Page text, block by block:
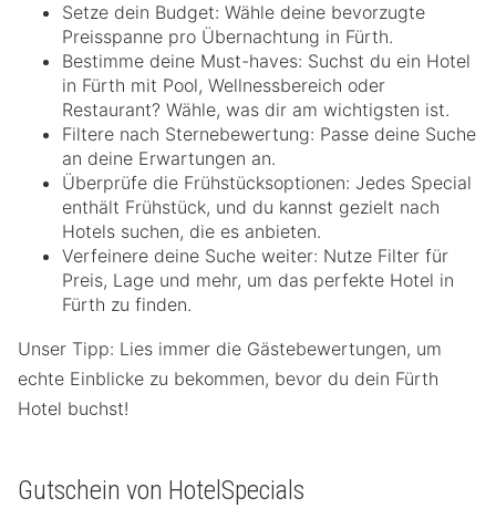
Setze dein Budget: Wähle deine bevorzugte
Preisspanne pro Übernachtung in Fürth.
Bestimme deine Must-haves: Suchst du ein Hotel
in Fürth mit Pool, Wellnessbereich oder
Restaurant? Wähle, was dir am wichtigsten ist.
Filtere nach Sternebewertung: Passe deine Suche
an deine Erwartungen an.
Überprüfe die Frühstücksoptionen: Jedes Special
enthält Frühstück, und du kannst gezielt nach
Hotels suchen, die es anbieten.
Verfeinere deine Suche weiter: Nutze Filter für
Preis, Lage und mehr, um das perfekte Hotel in
Fürth zu finden.
Unser Tipp: Lies immer die Gästebewertungen, um
echte Einblicke zu bekommen, bevor du dein Fürth
Hotel buchst!
Gutschein von HotelSpecials